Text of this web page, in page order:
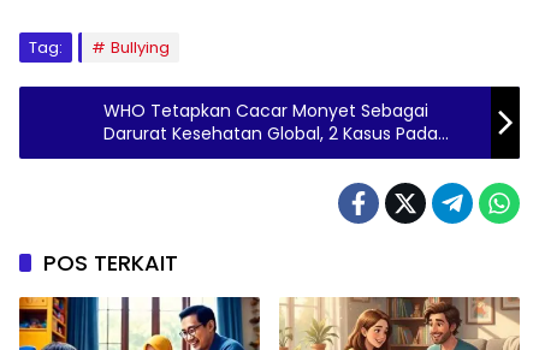
Tag: Bullying
WHO Tetapkan Cacar Monyet Sebagai
Darurat Kesehatan Global, 2 Kasus Pada
Anak Ditemukan di AS
POS TERKAIT